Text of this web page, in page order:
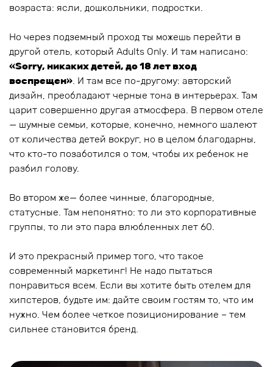
возраста: ясли, дошкольники, подростки.
Но через подземный проход ты можешь перейти в
другой отель, который Adults Only. И там написано:
«Sorry, никаких детей, до 18 лет вход
воспрещен». И там все по-другому: авторский
дизайн, преобладают черные тона в интерьерах. Там
царит совершенно другая атмосфера. В первом отеле
— шумные семьи, которые, конечно, немного шалеют
от количества детей вокруг, но в целом благодарны,
что кто-то позаботился о том, чтобы их ребенок не
разбил голову.
Во втором же— более чинные, благородные,
статусные. Там непонятно: то ли это корпоративные
группы, то ли это пара влюбленных лет 60.
И это прекрасный пример того, что такое
современный маркетинг! Не надо пытаться
понравиться всем. Если вы хотите быть отелем для
хипстеров, будьте им: дайте своим гостям то, что им
нужно. Чем более четкое позиционирование – тем
сильнее становится бренд.